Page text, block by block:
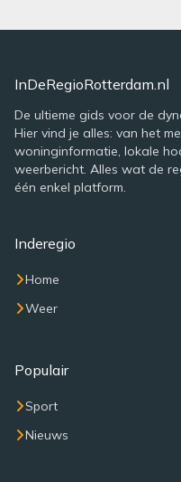
InDeRegioRotterdam.nl
De ultieme gids voor de
Hier vind je alles: van het
woninginformatie, lokale
weerbericht. Alles wat de
één enkel platform.
Inderegio
Home
Weer
Populair
Sport
Nieuws